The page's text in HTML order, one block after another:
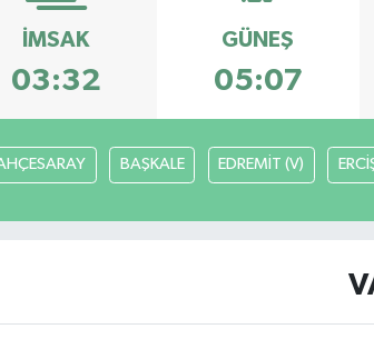
İMSAK
03:32
GÜNEŞ
05:07
BAŞKALE EDREMİT (V)